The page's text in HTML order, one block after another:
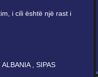
i cili është një rast i
, SIPAS